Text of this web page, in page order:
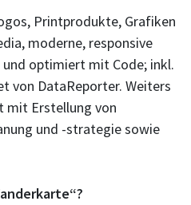
Printprodukte, Grafiken
moderne, responsive
optimiert mit Code; inkl.
von DataReporter. Weiters
mit Erstellung von
und -strategie sowie